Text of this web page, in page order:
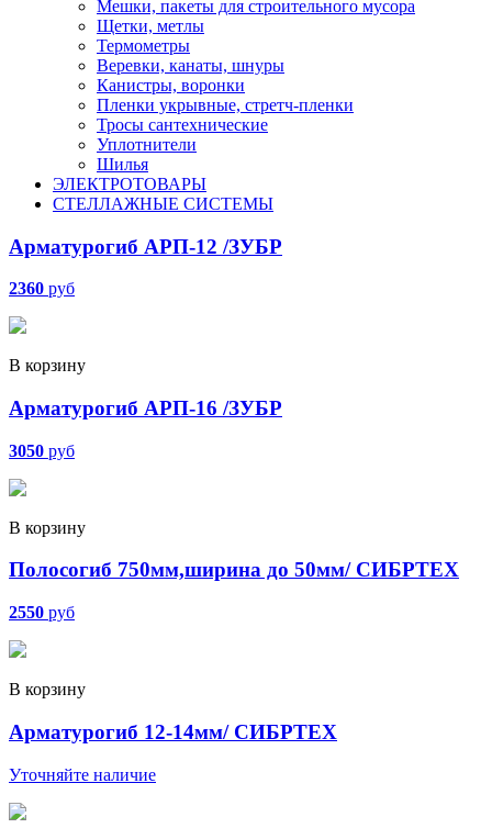
Мешки, пакеты для строительного мусора
Щетки, метлы
Термометры
Веревки, канаты, шнуры
Канистры, воронки
Пленки укрывные, стретч-пленки
Тросы сантехнические
Уплотнители
Шилья
ЭЛЕКТРОТОВАРЫ
СТЕЛЛАЖНЫЕ СИСТЕМЫ
Арматурогиб АРП-12 /ЗУБР
2360 руб
В корзину
Арматурогиб АРП-16 /ЗУБР
3050 руб
В корзину
Полосогиб 750мм,ширина до 50мм/ СИБРТЕХ
2550 руб
В корзину
Арматурогиб 12-14мм/ СИБРТЕХ
Уточняйте наличие